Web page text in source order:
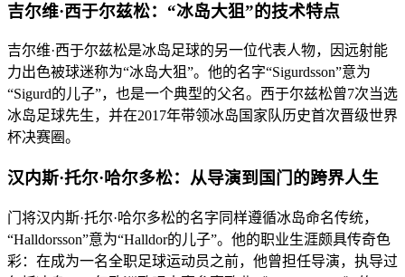
吉尔维·西于尔兹松：“冰岛大狙”的技术特点
吉尔维·西于尔兹松是冰岛足球的另一位代表人物，因远射能
力出色被球迷称为“冰岛大狙”。他的名字“Sigurdsson”意为
“Sigurd的儿子”，也是一个典型的父名。西于尔兹松曾7次当选
冰岛足球先生，并在2017年带领冰岛国家队历史首次晋级世界
杯决赛圈。
汉内斯·托尔·哈尔多松：从导演到国门的跨界人生
门将汉内斯·托尔·哈尔多松的名字同样遵循冰岛命名传统，
“Halldorsson”意为“Halldor的儿子”。他的职业生涯颇具传奇色
彩：在成为一名全职足球运动员之前，他曾担任导演，执导过